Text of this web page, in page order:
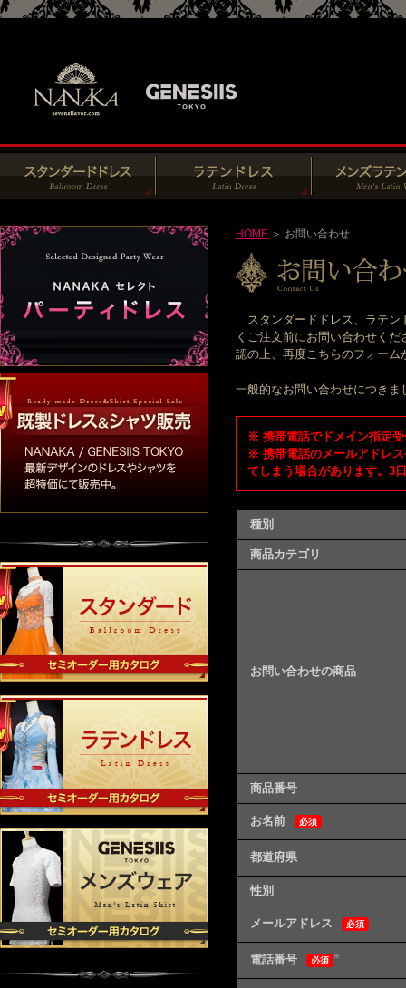
HOME ＞ お問い合わせ
スタンダードドレス、ラテン
くご注文前にお問い合わせく
認の上、再度こちらのフォー
一般的なお問い合わせにつき
※ 携帯電話でドメイン指定
※ 携帯電話のメールアドレ
てしまう場合があります。3
種別
商品カテゴリ
お問い合わせの商品
商品番号
お名前 必須
都道府県
性別
メールアドレス 必須
電話番号 必須 ※